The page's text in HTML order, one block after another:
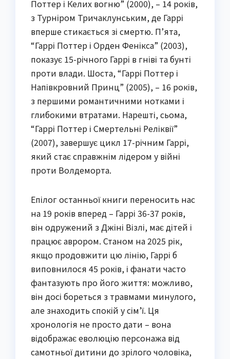
Поттер і Келих вогню” (2000), – 14 років,
з Турніром Тричаклунським, де Гаррі
вперше стикається зі смертю. П’ята,
“Гаррі Поттер і Орден Фенікса” (2003),
показує 15-річного Гаррі в гніві та бунті
проти влади. Шоста, “Гаррі Поттер і
Напівкровний Принц” (2005), – 16 років,
з першими романтичними нотками і
глибокими втратами. Нарешті, сьома,
“Гаррі Поттер і Смертельні Реліквії”
(2007), завершує цикл 17-річним Гаррі,
який стає справжнім лідером у війні
проти Волдеморта.
Епілог останньої книги переносить нас
на 19 років вперед – Гаррі 36-37 років,
він одружений з Джіні Візлі, має дітей і
працює аврором. Станом на 2025 рік,
якщо продовжити цю лінію, Гаррі б
виповнилося 45 років, і фанати часто
фантазують про його життя: можливо,
він досі бореться з травмами минулого,
але знаходить спокій у сім’ї. Ця
хронологія не просто дати – вона
відображає еволюцію персонажа від
самотньої дитини до зрілого чоловіка,